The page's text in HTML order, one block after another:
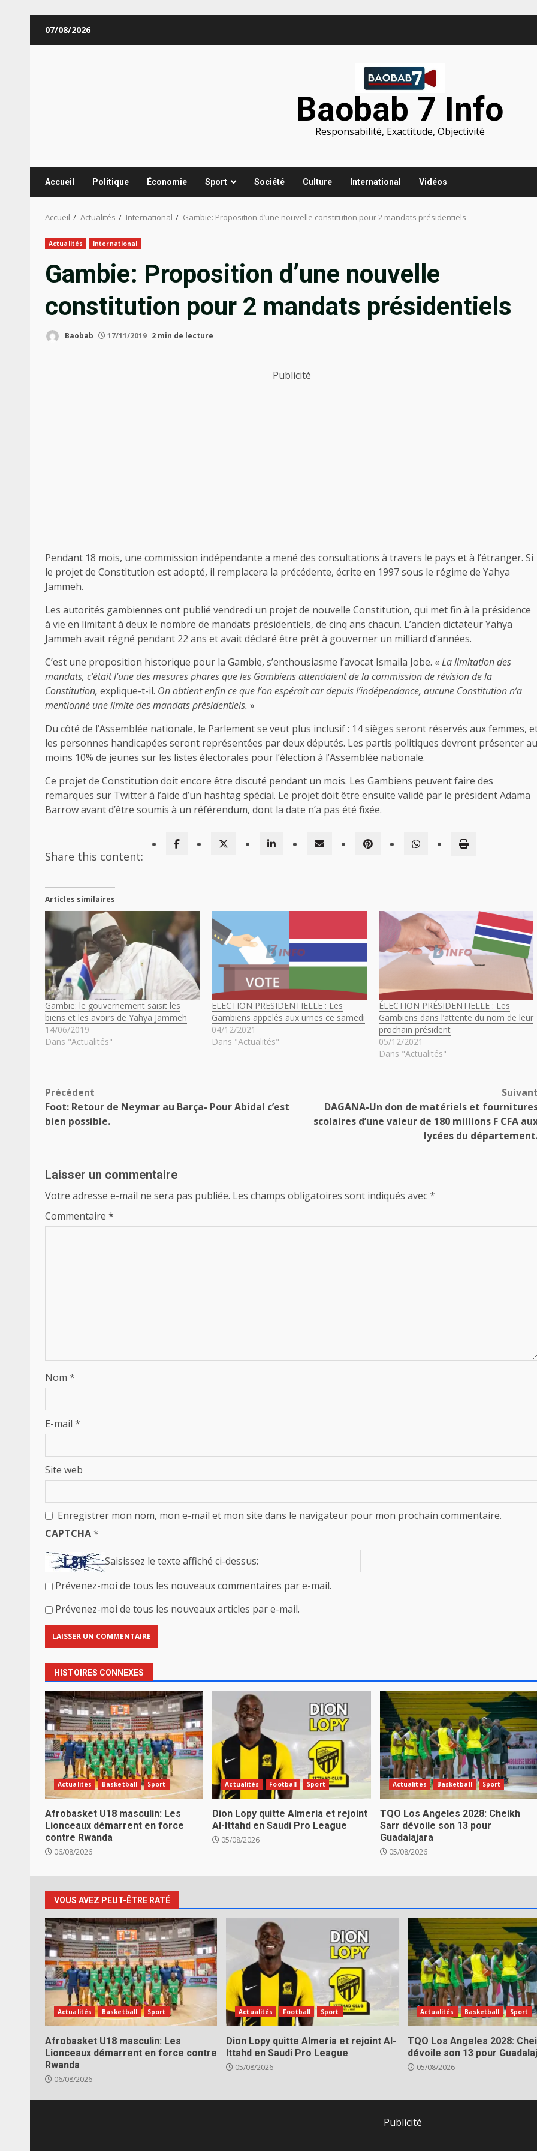
07/08/2026
Baobab 7 Info
Responsabilité, Exactitude, Objectivité
Accueil Politique Économie Sport Société Culture International Vidéos
Accueil Actualités International Gambie: Proposition d’une nouvelle constitution pour 2 mandats présidentiels
Actualités International
Gambie: Proposition d’une nouvelle
constitution pour 2 mandats présidentiels
Baobab 17/11/2019 2 min de lecture
Publicité
Pendant 18 mois, une commission indépendante a mené des consultations à travers le pays et à l’étranger. Si
le projet de Constitution est adopté, il remplacera la précédente, écrite en 1997 sous le régime de Yahya
Jammeh.
Les autorités gambiennes ont publié vendredi un projet de nouvelle Constitution, qui met fin à la présidence
à vie en limitant à deux le nombre de mandats présidentiels, de cinq ans chacun. L’ancien dictateur Yahya
Jammeh avait régné pendant 22 ans et avait déclaré être prêt à gouverner un milliard d’années.
C’est une proposition historique pour la Gambie, s’enthousiasme l’avocat Ismaila Jobe. «La limitation des
mandats, c’était l’une des mesures phares que les Gambiens attendaient de la commission de révision de la
Constitution, explique-t-il. On obtient enfin ce que l’on espérait car depuis l’indépendance, aucune Constitution n’a
mentionné une limite des mandats présidentiels. »
Du côté de l’Assemblée nationale, le Parlement se veut plus inclusif : 14 sièges seront réservés aux femmes,
les personnes handicapées seront représentées par deux députés. Les partis politiques devront présenter au
moins 10% de jeunes sur les listes électorales pour l’élection à l’Assemblée nationale.
Ce projet de Constitution doit encore être discuté pendant un mois. Les Gambiens peuvent faire des
remarques sur Twitter à l’aide d’un hashtag spécial. Le projet doit être ensuite validé par le président Adama
Barrow avant d’être soumis à un référendum, dont la date n’a pas été fixée.
Share this content:
Articles similaires
Gambie: le gouvernement saisit les
biens et les avoirs de Yahya Jammeh
14/06/2019
Dans "Actualités"
ELECTION PRESIDENTIELLE : Les
Gambiens appelés aux urnes ce samedi
04/12/2021
Dans "Actualités"
ÉLECTION PRÉSIDENTIELLE : Les
Gambiens dans l’attente du nom de leur
prochain président
05/12/2021
Dans "Actualités"
Navigation
d’article
Précédent
Foot: Retour de Neymar au Barça- Pour Abidal c’est
bien possible.
Suivant
DAGANA-Un don de matériels et
scolaires d’une valeur de 180 millions F CFA
lycées du
Laisser un commentaire
Votre adresse e-mail ne sera pas publiée. Les champs obligatoires sont indiqués avec*
Commentaire *
Nom *
E-mail *
Site web
Enregistrer mon nom, mon e-mail et mon site dans le navigateur pour mon prochain commentaire.
CAPTCHA*
Saisissez le texte affiché ci-dessus:
Prévenez-moi de tous les nouveaux commentaires par e-mail.
Prévenez-moi de tous les nouveaux articles par e-mail.
HISTOIRES CONNEXES
Actualités Basketball Sport
Afrobasket U18 masculin: Les
Lionceaux démarrent en force
contre Rwanda
06/08/2026
Actualités Football Sport
Dion Lopy quitte Almeria et rejoint
Al-Ittahd en Saudi Pro League
05/08/2026
Actualités Basketball Sport
TQO Los Angeles 2028: Cheikh
Sarr dévoile son 13 pour
Guadalajara
05/08/2026
VOUS AVEZ PEUT-ÊTRE RATÉ
Actualités Basketball Sport
Afrobasket U18 masculin: Les
Lionceaux démarrent en force contre
Rwanda
06/08/2026
Actualités Football Sport
Dion Lopy quitte Almeria et rejoint Al-
Ittahd en Saudi Pro League
05/08/2026
Actualités Basketball Sport
TQO Los Angeles 2028:
dévoile son 13 pour
05/08/2026
Publicité